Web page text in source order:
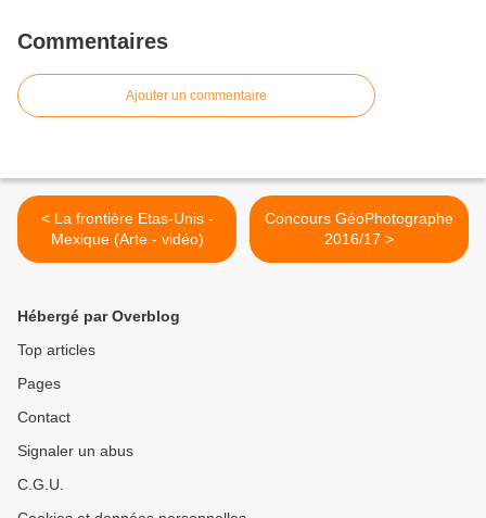
Commentaires
Ajouter un commentaire
< La frontière Etas-Unis -
Mexique (Arte - vidéo)
Concours GéoPhotographe
2016/17 >
Hébergé par Overblog
Top articles
Pages
Contact
Signaler un abus
C.G.U.